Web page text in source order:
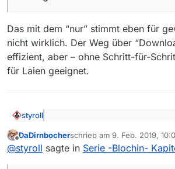
Das mit dem “nur” stimmt eben für
nicht wirklich. Der Weg über
effizient, aber – ohne Schritt-für-
für Laien geeignet.
styroll
lösen: Ein Klick auf das
Symbol entfernt nämlich nicht
Eben, es braucht unbedingt diese
noch ein weiteres “Bild”, da das
Offline
DaDirnbocherschrieb am 9. Feb. 2019,
zuletzt editiert von
@styroll sagte in Serie -Blochin-